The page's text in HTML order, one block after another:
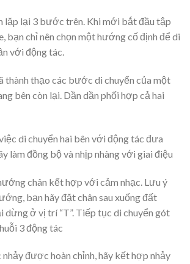
lặp lại 3 bước trên. Khi mới bắt đầu tập
bạn chỉ nên chọn một hướng cố định để di
với động tác.
thành thạo các bước di chuyển của một
bên còn lại. Dần dần phối hợp cả hai
di chuyển hai bên với động tác đưa
làm đồng bộ và nhịp nhàng với giai điệu
chân kết hợp với cảm nhạc. Lưu ý
bạn hãy đặt chân sau xuống đất
dừng ở vị trí “T”. Tiếp tục di chuyển gót
3 động tác
được hoàn chỉnh, hãy kết hợp nhảy